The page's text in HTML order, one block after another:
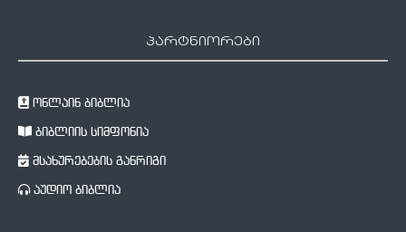
პარტნიორები
ონლაინ ბიბლია
ბიბლიის სიმფონია
მსახურებების განრიგი
აუდიო ბიბლია